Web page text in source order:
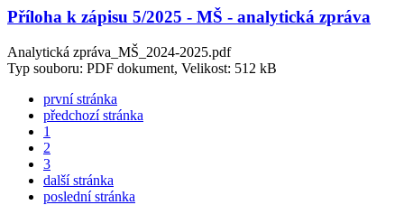
Příloha k zápisu 5/2025 - MŠ - analytická zpráva
Analytická zpráva_MŠ_2024-2025.pdf
Typ souboru: PDF dokument, Velikost: 512 kB
první stránka
předchozí stránka
1
2
3
další stránka
poslední stránka